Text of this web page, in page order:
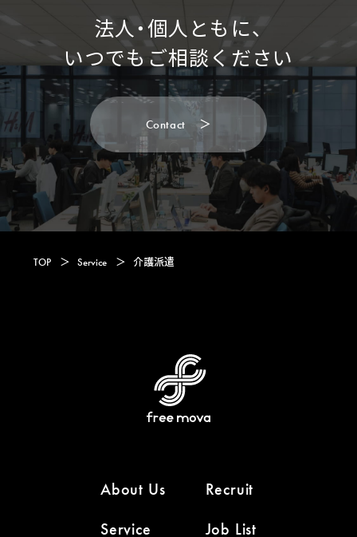
法人・個人ともに、
いつでもご相談ください
Contact
C
＞
TOP ＞ Service ＞ 介護派遣
About Us
Service
Recruit
Job List